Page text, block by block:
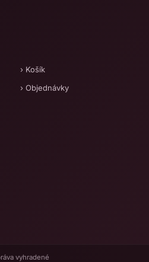
› Košík
› Objednávky
vyhradené